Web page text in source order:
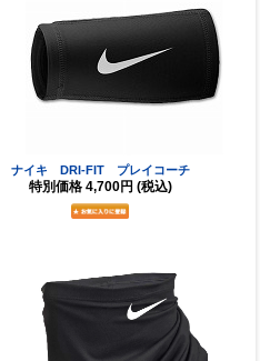
ナイキ DRI-FIT プレイコーチ
特別価格 4,700円 (税込)